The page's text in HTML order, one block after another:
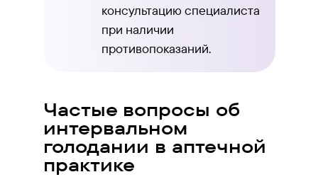
консультацию специалиста
при наличии
противопоказаний.
Частые вопросы об
интервальном
голодании в аптечной
практике